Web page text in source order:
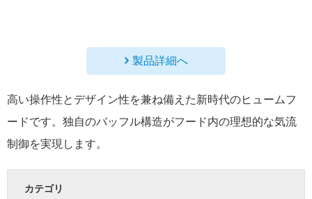
製品詳細へ
高い操作性とデザイン性を兼ね備えた新時代のヒュームフ
ードです。独自のバッフル構造がフード内の理想的な気流
制御を実現します。
カテゴリ